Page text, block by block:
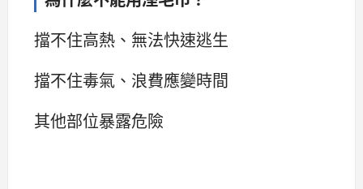
擋不住高熱、無法快速逃生
擋不住毒氣、浪費應變時間
其他部位暴露危險